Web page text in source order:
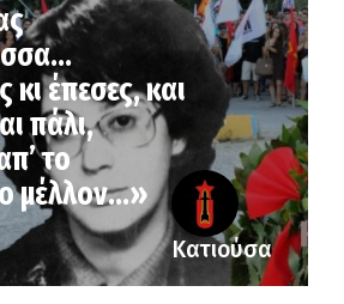
κι έπεσες, και
πάλι,
το
μέλλον…»
Κατιούσα